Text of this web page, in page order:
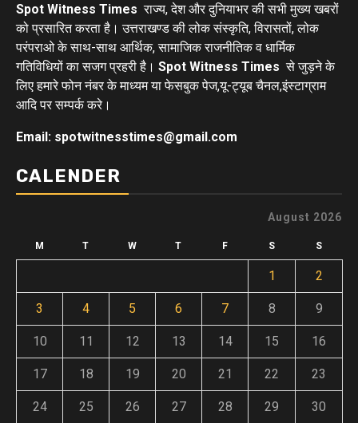
Spot Witness Times राज्य, देश और दुनियाभर की सभी मुख्य खबरों
को प्रसारित करता है। उत्तराखण्ड की लोक संस्कृति, विरासतों, लोक
परंपराओ के साथ-साथ आर्थिक, सामाजिक राजनीतिक व धार्मिक
गतिविधियों का सजग प्रहरी है। Spot Witness Times से जुड़ने के
लिए हमारे फोन नंबर के माध्यम या फेसबुक पेज,यू-ट्यूब चैनल,इंस्टाग्राम
आदि पर सम्पर्क करे।
Email: spotwitnesstimes@gmail.com
CALENDER
August 2026
M T W T F S S
1 2
3 4 5 6 7 8 9
10 11 12 13 14 15 16
17 18 19 20 21 22 23
24 25 26 27 28 29 30